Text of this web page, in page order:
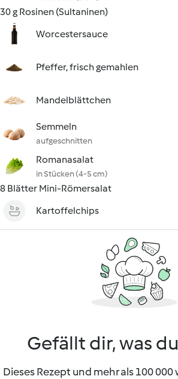
30 g Rosinen (Sultaninen)
Worcestersauce
Pfeffer, frisch gemahlen
Mandelblättchen
Semmeln
aufgeschnitten
Romanasalat
in Stücken (4-5 cm)
8 Blätter Mini-Römersalat
Kartoffelchips
Gefällt dir, was
Dieses Rezept und mehr als 100